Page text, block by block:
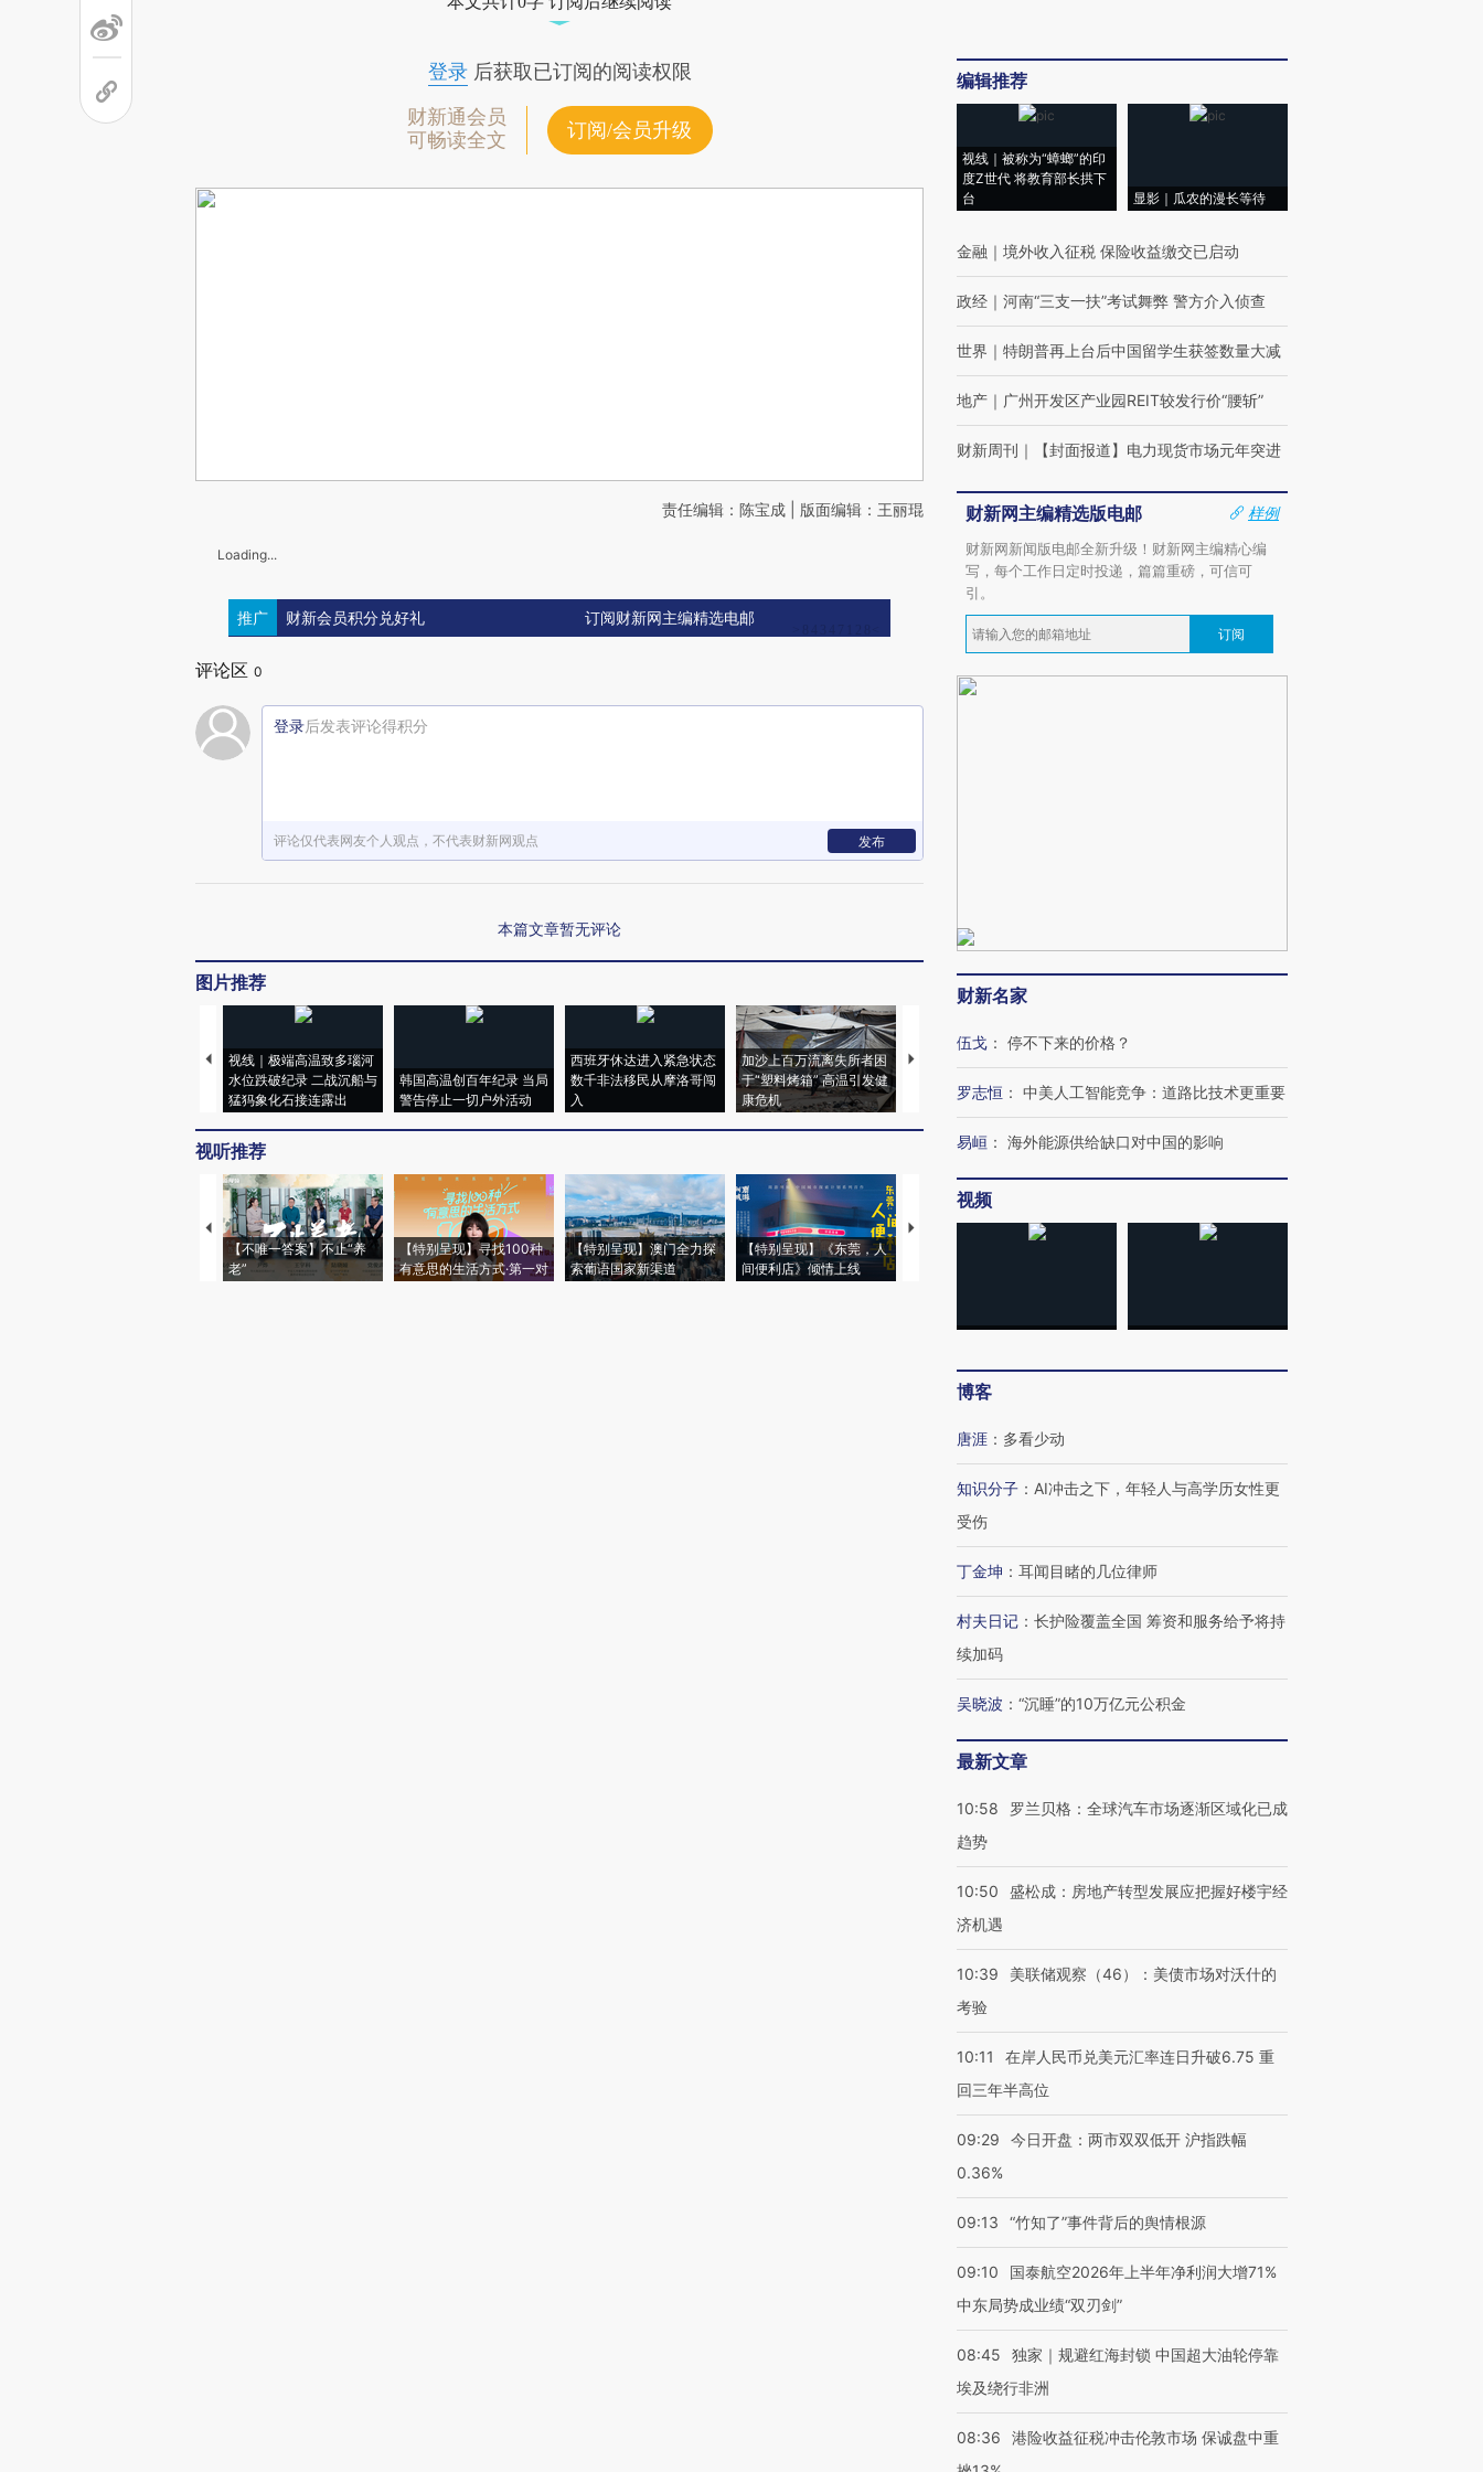
登录后获取已订阅的阅读权限
财新通会员
可畅读全文
订阅/会员升级
责任编辑：陈宝成 | 版面编辑：王丽琨
Loading...
推广 财新会员积分兑好礼 订阅财新网主编精选电邮
评论区 0
登录后发表评论得积分
评论仅代表网友个人观点，不代表财新网观点 发布
本篇文章暂无评论
图片推荐
视线｜极端高温致多瑙河
水位跌破纪录 二战沉船与
猛犸象化石接连露出
韩国高温创百年纪录 当局
警告停止一切户外活动
西班牙休达进入紧急状态
数千非法移民从摩洛哥闯
入
加沙上百万流离失所者困
于“塑料烤箱” 高温引发健
康危机
马航飞行员跨国走私7万
要防空导弹“救急”
13人遇难
视听推荐
【不唯一答案】不止“养
老”
【特别呈现】寻找100种
有意思的生活方式·第一对
【特别呈现】澳门全力探
索葡语国家新渠道
【特别呈现】《东莞，人
间便利店》倾情上线
【推广】走进第四届链博
编辑推荐
视线｜被称为“蟑螂”的印
度Z世代 将教育部长拱下
台
显影｜瓜农的漫长等待
金融 ｜ 境外收入征税 保险收益缴交已启动
政经 ｜ 河南“三支一扶”考试舞弊 警方介入侦查
世界 ｜ 特朗普再上台后中国留学生获签数量大减
地产 ｜ 广州开发区产业园REIT较发行价“腰斩”
财新周刊 ｜ 【封面报道】电力现货市场元年突进
财新网主编精选版电邮
样例
财新网新闻版电邮全新升级！财新网主编精心编
写，每个工作日定时投递，篇篇重磅，可信可
引。
订阅
财新名家
伍戈 ： 停不下来的价格？
罗志恒 ： 中美人工智能竞争：道路比技术更重要
易峘 ： 海外能源供给缺口对中国的影响
视频
博客
唐涯 ： 多看少动
知识分子 ： AI冲击之下，年轻人与高学历女性更
受伤
丁金坤 ： 耳闻目睹的几位律师
村夫日记 ： 长护险覆盖全国 筹资和服务给予将持
续加码
吴晓波 ： “沉睡”的10万亿元公积金
最新文章
10:58
罗兰贝格：全球汽车市场逐渐区域化已成
趋势
10:50
盛松成：房地产转型发展应把握好楼宇经
济机遇
10:39
美联储观察（46）：美债市场对沃什的
考验
10:11
在岸人民币兑美元汇率连日升破6.75 重
回三年半高位
09:29
今日开盘：两市双双低开 沪指跌幅
0.36%
09:13 “竹知了”事件背后的舆情根源
09:10
国泰航空2026年上半年净利润大增71%
中东局势成业绩“双刃剑”
08:45
独家｜规避红海封锁 中国超大油轮停靠
埃及绕行非洲
08:36
港险收益征税冲击伦敦市场 保诚盘中重